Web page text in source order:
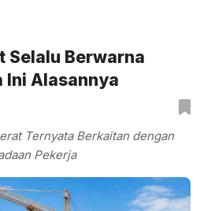
Selalu Berwarna
Ini Alasannya
Ternyata Berkaitan dengan
Pekerja